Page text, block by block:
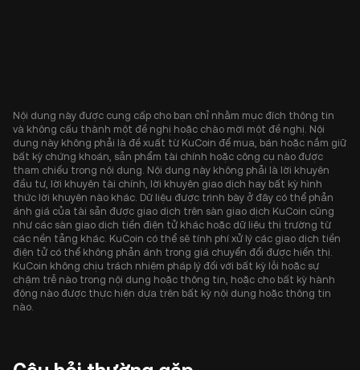
Nội dung này được cung cấp cho bạn chỉ nhằm mục đích thông tin
và không cấu thành một đề nghị hoặc chào mời một đề nghị. Nội
dung này không phải là đề xuất từ KuCoin để mua, bán hoặc nắm giữ
bất kỳ chứng khoán, sản phẩm tài chính hoặc công cụ nào được
tham chiếu trong nội dung. Nội dung này không phải là lời khuyên
đầu tư, lời khuyên tài chính, lời khuyên giao dịch hay bất kỳ hình
thức lời khuyên nào khác. Dữ liệu được trình bày ở đây có thể phản
ánh giá của tài sản được giao dịch trên sàn giao dịch KuCoin cũng
như các sàn giao dịch tiền điện tử khác hoặc dữ liệu thị trường từ
các nền tảng khác. KuCoin có thể sẽ tính phí xử lý các giao dịch tiền
điện tử có thể không phản ánh trong giá chuyển đổi được hiển thị.
KuCoin không chịu trách nhiệm pháp lý đối với bất kỳ lỗi hoặc sự
chậm trễ nào trong nội dung hoặc thông tin, hoặc cho bất kỳ hành
động nào được thực hiện dựa trên bất kỳ nội dung hoặc thông tin
nào.